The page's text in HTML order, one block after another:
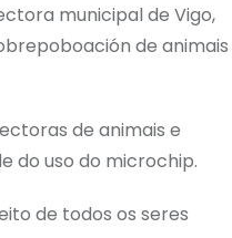
municipal de Vigo,
de animais
de animais e
do uso do microchip.
de todos os seres